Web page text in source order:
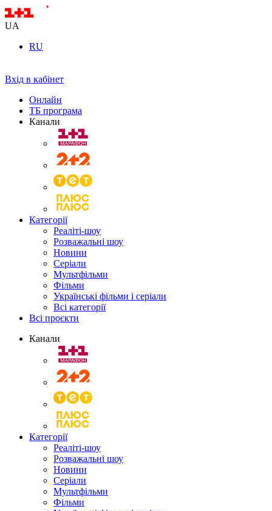
UA
RU
Вхід в кабінет
Онлайн
ТБ програма
Канали
Категорії
Реаліті-шоу
Розважальні шоу
Новини
Серіали
Мультфільми
Фільми
Українські фільми і серіали
Всі категорії
Всі проєкти
Канали
Категорії
Реаліті-шоу
Розважальні шоу
Новини
Серіали
Мультфільми
Фільми